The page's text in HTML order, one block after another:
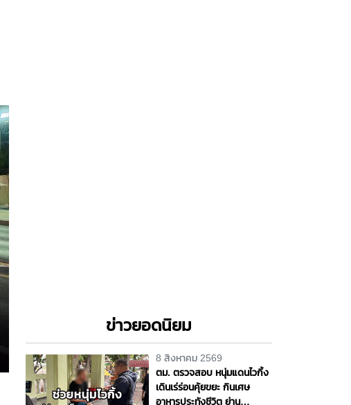
ข่าวยอดนิยม
8 สิงหาคม 2569
ตม. ตรวจสอบ หนุ่มแดนไวกิ้ง
เดินเร่ร่อนคุ้ยขยะ กินเศษ
อาหารประทังชีวิต ย่าน